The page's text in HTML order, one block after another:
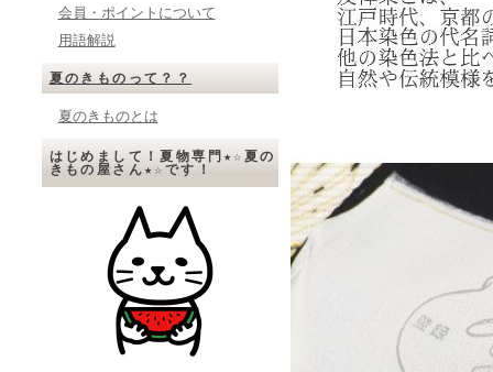
会員・ポイントについて
用語解説
夏のきものって？？
夏のきものとは
はじめまして！夏物専門★☆夏の
きもの屋さん★☆です！